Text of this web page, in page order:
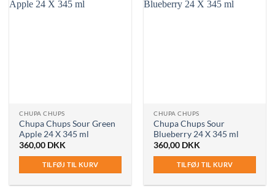
CHUPA CHUPS
Chupa Chups Sour Green
Apple 24 X 345 ml
360,00 DKK
TILFØJ TIL KURV
CHUPA CHUPS
Chupa Chups Sour
Blueberry 24 X 345 ml
360,00 DKK
TILFØJ TIL KURV